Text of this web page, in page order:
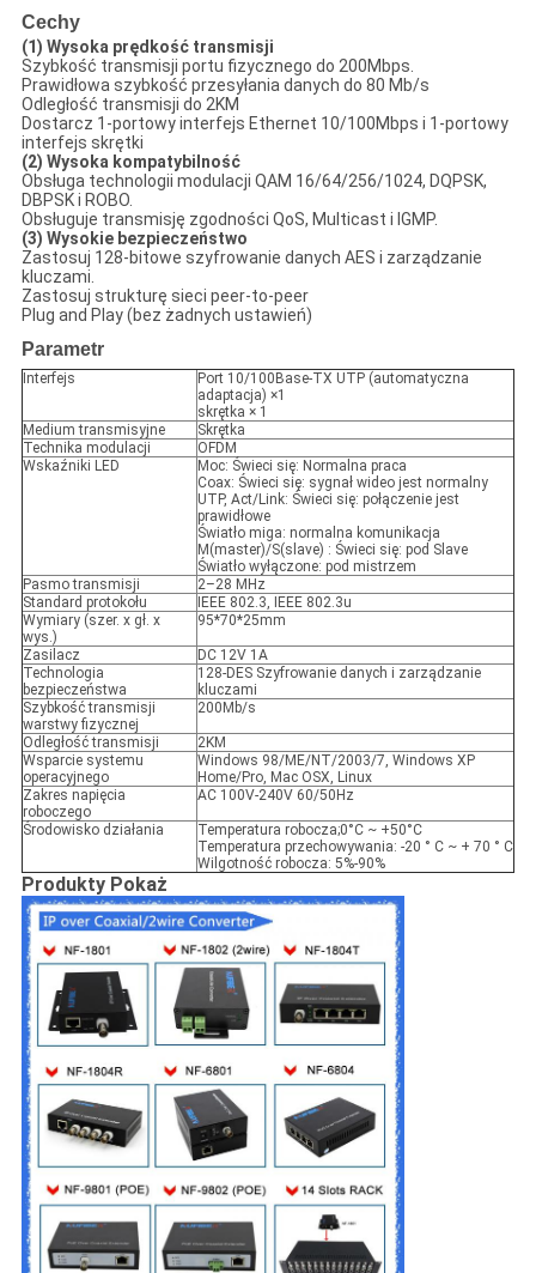
Cechy
(1) Wysoka prędkość transmisji
Szybkość transmisji portu fizycznego do 200Mbps.
Prawidłowa szybkość przesyłania danych do 80 Mb/s
Odległość transmisji do 2KM
Dostarcz 1-portowy interfejs Ethernet 10/100Mbps i 1-portowy
interfejs skrętki
(2) Wysoka kompatybilność
Obsługa technologii modulacji QAM 16/64/256/1024, DQPSK,
DBPSK i ROBO.
Obsługuje transmisję zgodności QoS, Multicast i IGMP.
(3) Wysokie bezpieczeństwo
Zastosuj 128-bitowe szyfrowanie danych AES i zarządzanie
kluczami.
Zastosuj strukturę sieci peer-to-peer
Plug and Play (bez żadnych ustawień)
Parametr
Interfejs
Port 10/100Base-TX UTP (automatyczna
adaptacja) ×1
skrętka × 1
Medium transmisyjne
Skrętka
Technika modulacji
OFDM
Wskaźniki LED
Moc: Świeci się: Normalna praca
Coax: Świeci się: sygnał wideo jest normalny
UTP, Act/Link: Świeci się: połączenie jest
prawidłowe
Światło miga: normalna komunikacja
M(master)/S(slave) : Świeci się: pod Slave
Światło wyłączone: pod mistrzem
Pasmo transmisji
2–28 MHz
Standard protokołu
IEEE 802.3, IEEE 802.3u
Wymiary (szer. x gł. x
wys.)
95*70*25mm
Zasilacz
DC 12V 1A
Technologia
bezpieczeństwa
128-DES Szyfrowanie danych i zarządzanie
kluczami
Szybkość transmisji
warstwy fizycznej
200Mb/s
Odległość transmisji
2KM
Wsparcie systemu
operacyjnego
Windows 98/ME/NT/2003/7, Windows XP
Home/Pro, Mac OSX, Linux
Zakres napięcia
roboczego
AC 100V-240V 60/50Hz
Środowisko działania
Temperatura robocza;0°C ~ +50°C
Temperatura przechowywania: -20 ° C ~ + 70 ° C
Wilgotność robocza: 5%-90%
Produkty Pokaż